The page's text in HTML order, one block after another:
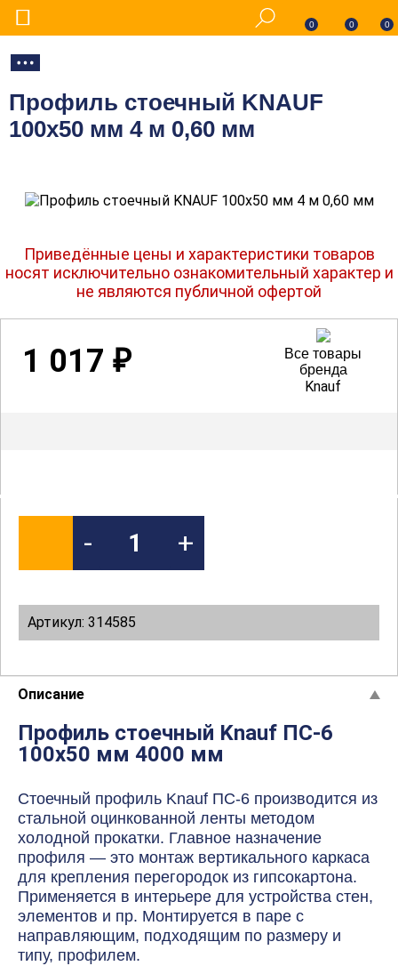
0 0 0
Профиль стоечный KNAUF
100х50 мм 4 м 0,60 мм
Приведённые цены и характеристики товаров
носят исключительно ознакомительный характер и
не являются публичной офертой
1 017₽
Все товары
бренда
Knauf
- +
Артикул: 314585
Описание
Профиль стоечный Knauf ПС-6
100х50 мм 4000 мм
Стоечный профиль Knauf ПС-6 производится из
стальной оцинкованной ленты методом
холодной прокатки. Главное назначение
профиля — это монтаж вертикального каркаса
для крепления перегородок из гипсокартона.
Применяется в интерьере для устройства стен,
элементов и пр. Монтируется в паре с
направляющим, подходящим по размеру и
типу, профилем.